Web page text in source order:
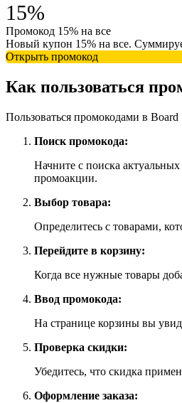
15%
Промокод 15% на все
Новый купон 15% на все.
Открыть промокод
Как пользоваться
Пользоваться промокодами в
Поиск промокода:
Начните с поиска
промоакции.
Выбор товара:
Определитесь с товарами,
Перейдите в корзину:
Когда все нужные товары
Ввод промокода:
На странице корзины вы
Проверка скидки:
Убедитесь, что скидка
Оформление заказа: